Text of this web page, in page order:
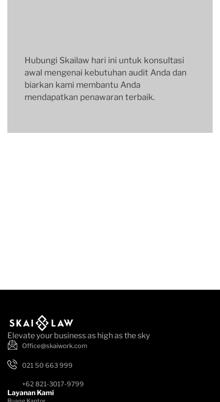
Hubungi Skailaw hari ini untuk konsultasi
awal mengenai kebutuhan audit Anda dan
biarkan kami membantu Anda
mendapatkan penawaran terbaik.
Elevate your business as high as the sky
Office@skaiwork.com
021 50 663 999
+62 821-3017-9799
Layanan Kami